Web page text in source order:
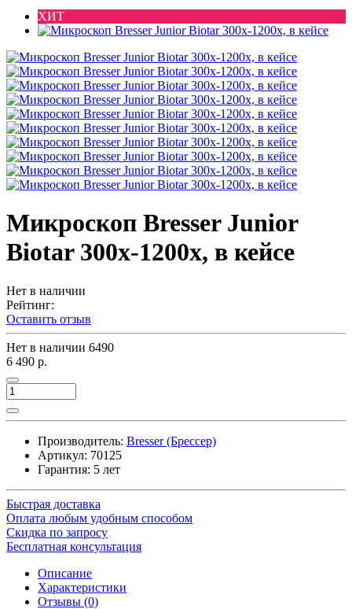
ХИТ
Микроскоп Bresser Junior
Biotar 300x-1200x, в кейсе
Нет в наличии
Рейтинг:
Оставить отзыв
Нет в наличии 6490
6 490 р.
Производитель: Bresser (Брессер)
Артикул: 70125
Гарантия: 5 лет
Быстрая доставка
Оплата любым удобным способом
Скидка по запросу
Бесплатная консультация
Описание
Характеристики
Отзывы (0)